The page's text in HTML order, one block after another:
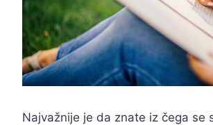
Najvažnije je da znate iz čega se